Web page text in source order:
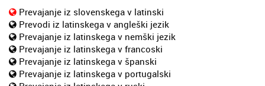
Prevajanje iz slovenskega v latinski
Prevodi iz latinskega v angleški jezik
Prevajanje iz latinskega v nemški jezik
Prevajanje iz latinskega v francoski
Prevajanje iz latinskega v španski
Prevajanje iz latinskega v portugalski